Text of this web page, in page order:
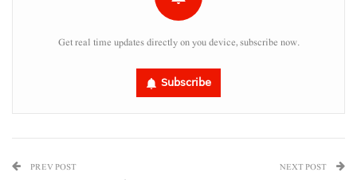
Get real time updates directly on you device, subscribe now.
Subscribe
PREV POST NEXT POST